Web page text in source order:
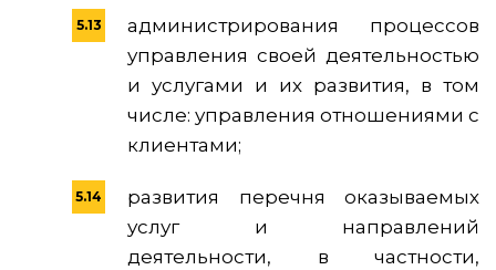
администрирования процессов
управления своей деятельностью
и услугами и их развития, в том
числе: управления отношениями с
клиентами;
развития перечня оказываемых
услуг и направлений
деятельности, в частности,